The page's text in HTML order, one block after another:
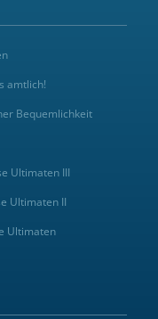
amtlich!
Bequemlichkeit
Ultimaten III
Ultimaten II
Ultimaten